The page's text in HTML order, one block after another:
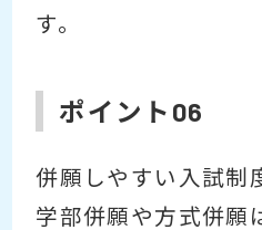
す。
ポイント06
併願しやすい入試制
学部併願や方式併願